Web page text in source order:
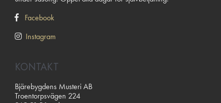
Facebook
Instagram
KONTAKT
Bjärebygdens Musteri AB
Troentorpsvägen 224